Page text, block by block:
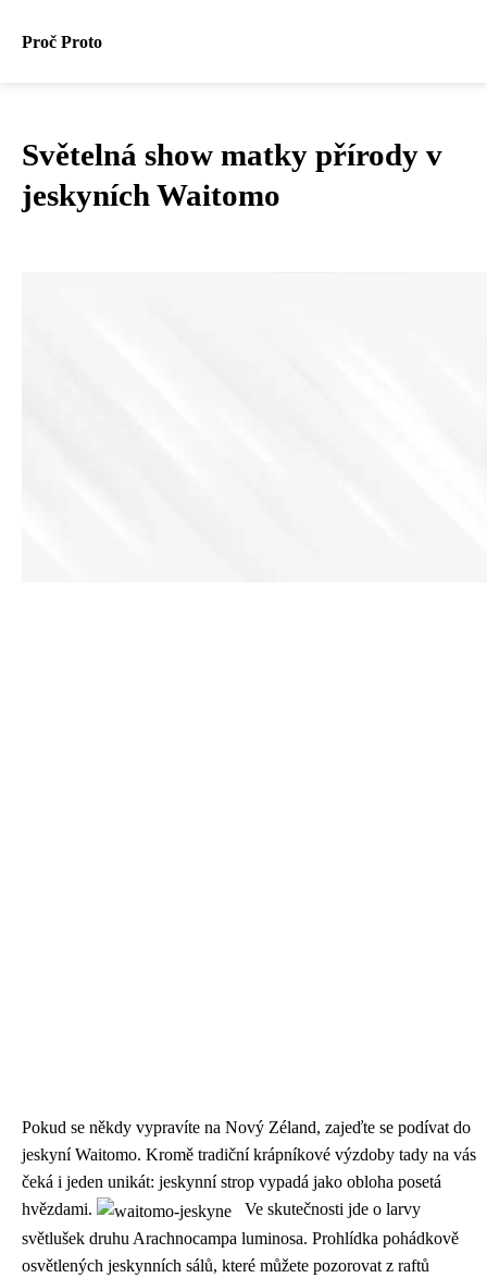
Proč Proto
Světelná show matky přírody v
jeskyních Waitomo
Pokud se někdy vypravíte na Nový Zéland, zajeďte se podívat do
jeskyní Waitomo. Kromě tradiční krápníkové výzdoby tady na vás
čeká i jeden unikát: jeskynní strop vypadá jako obloha posetá
hvězdami.
Ve skutečnosti jde o larvy
světlušek druhu Arachnocampa luminosa. Prohlídka pohádkově
osvětlených jeskynních sálů, které můžete pozorovat z raftů